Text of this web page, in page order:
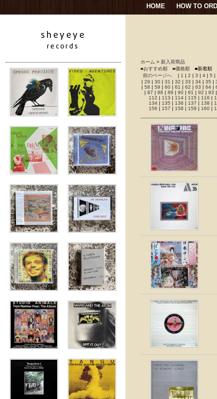
HOME HOW TO
ホーム > 新入荷商品
■おすすめ順
■価格順
■新着順
前のページへ | 1 | 2 | 3 | 4 | 5 |
| 29 | 30 | 31 | 32 | 33 | 34 | 35 |
| 58 | 59 | 60 | 61 | 62 | 63 | 64 |
| 87 | 88 | 89 | 90 | 91 | 92 | 93
112 | 113 | 114 | 115 | 116 |
134 | 135 | 136 | 137 | 138 |
156 | 157 | 158 | 159 | 160 |